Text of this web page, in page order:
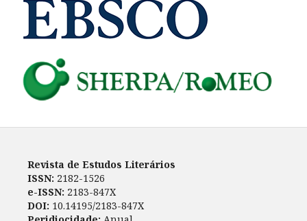
Revista de Estudos Literários
ISSN: 2182-1526
e-ISSN: 2183-847X
DOI: 10.14195/2183-847X